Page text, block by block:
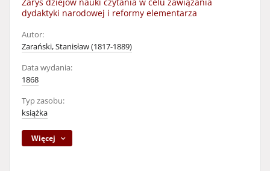
dydaktyki narodowej i reformy elementarza
Autor:
Zarański, Stanisław (1817-1889)
Data wydania:
1868
Typ zasobu:
książka
Więcej